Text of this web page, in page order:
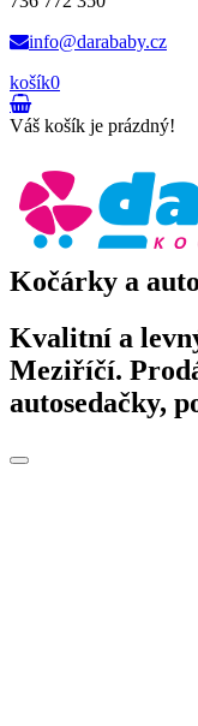
info@darababy.cz
košík0
Váš košík je prázdný!
Kočárky a
Kvalitní a
Meziříčí.
autosedačky,
Toggle